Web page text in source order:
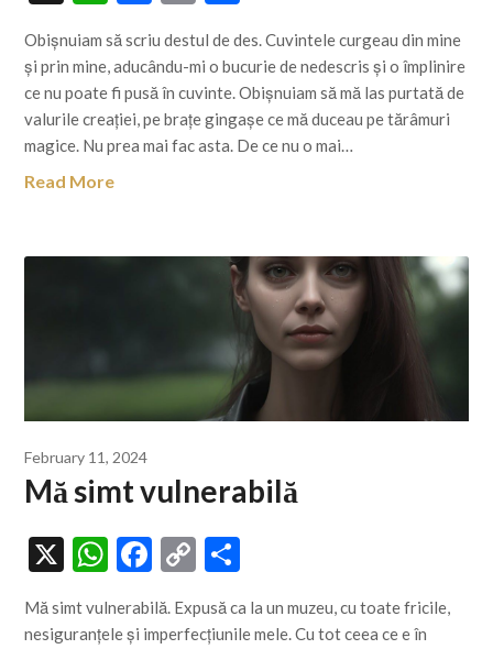
Obișnuiam să scriu destul de des. Cuvintele curgeau din mine
și prin mine, aducându-mi o bucurie de nedescris și o împlinire
ce nu poate fi pusă în cuvinte. Obișnuiam să mă las purtată de
valurile creației, pe brațe gingașe ce mă duceau pe tărâmuri
magice. Nu prea mai fac asta. De ce nu o mai…
Read More
February 11, 2024
Mă simt vulnerabilă
X WhatsApp
Facebook
Copy
Mă simt vulnerabilă. Expusă ca la un muzeu, cu toate fricile,
nesiguranțele și imperfecțiunile mele. Cu tot ceea ce e în